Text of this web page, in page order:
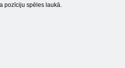
pozīciju spēles laukā.